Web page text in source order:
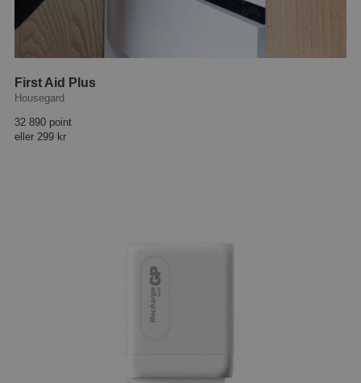
First Aid Plus
Housegard
32 890 point
eller 299 kr